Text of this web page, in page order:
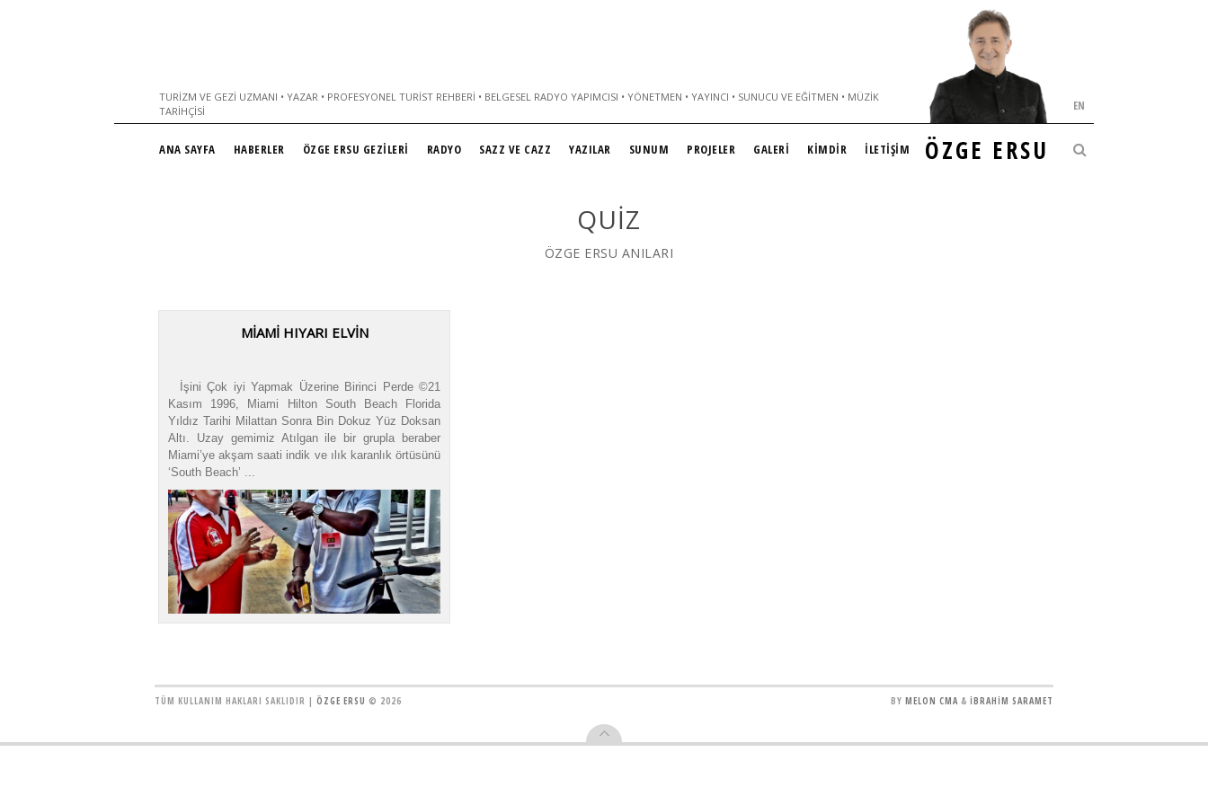
TURIZM VE GEZI UZMANI • YAZAR • PROFESYONEL TURIST REHBERI • BELGESEL RADYO YAPIMCISI • YÖNETMEN • YAYINCI • SUNUCU VE EĞITMEN • MÜZIK
TARIHÇISI
ÖZGE ERSU
EN
ANA SAYFA HABERLER ÖZGE ERSU GEZİLERİ RADYO SAZZ VE CAZZ YAZILAR SUNUM PROJELER GALERİ KİMDİR İLETİŞİM
QUIZ
ÖZGE ERSU ANILARI
MIAMI HIYARI ELVIN
İşini Çok iyi Yapmak Üzerine Birinci Perde ©21
Kasım 1996, Miami Hilton South Beach Florida
Yıldız Tarihi Milattan Sonra Bin Dokuz Yüz Doksan
Altı. Uzay gemimiz Atılgan ile bir grupla beraber
Miami’ye akşam saati indik ve ılık karanlık örtüsünü
‘South Beach’ ...
TÜM KULLANIM HAKLARI SAKLIDIR | ÖZGE ERSU © 2026 BY MELON CMA & İBRAHİM SARAMET